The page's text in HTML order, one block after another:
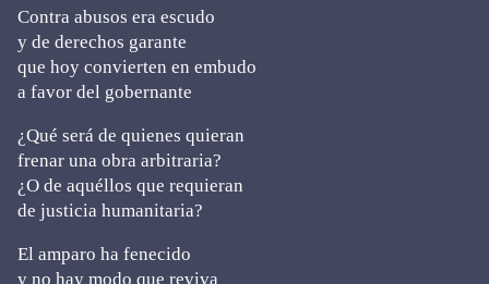
Contra abusos era escudo
y de derechos garante
que hoy convierten en embudo
a favor del gobernante
¿Qué será de quienes quieran
frenar una obra arbitraria?
¿O de aquéllos que requieran
de justicia humanitaria?
El amparo ha fenecido
y no hay modo que reviva